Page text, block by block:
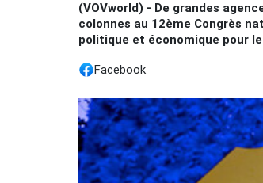
(VOVworld) - De grandes
colonnes au 12ème Congrès
politique et économique pour
Facebook